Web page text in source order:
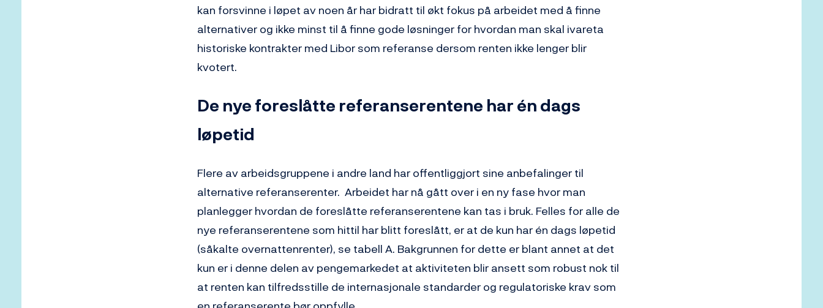
kan forsvinne i løpet av noen år har bidratt til økt fokus på arbeidet med å finne
alternativer og ikke minst til å finne gode løsninger for hvordan man skal ivareta
historiske kontrakter med Libor som referanse dersom renten ikke lenger blir
kvotert.
De nye foreslåtte referanserentene har én dags
løpetid
Flere av arbeidsgruppene i andre land har offentliggjort sine anbefalinger til
alternative referanserenter. Arbeidet har nå gått over i en ny fase hvor man
planlegger hvordan de foreslåtte referanserentene kan tas i bruk. Felles for alle de
nye referanserentene som hittil har blitt foreslått, er at de kun har én dags løpetid
(såkalte overnattenrenter), se tabell A. Bakgrunnen for dette er blant annet at det
kun er i denne delen av pengemarkedet at aktiviteten blir ansett som robust nok til
at renten kan tilfredsstille de internasjonale standarder og regulatoriske krav som